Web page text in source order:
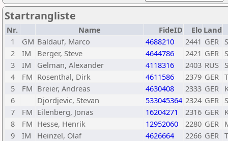
Startrangliste
Nr. Name FideID Elo Land
1
GM Baldauf, Marco 4688210 2441 GER
2
IM Berger, Steve 4644786 2421 GER
3
IM Gelman, Alexander 4118316 2403 RUS
4
FM Rosenthal, Dirk 4611586 2379 GER
5
FM Breier, Andreas 4630408 2333 GER
6
Djordjevic, Stevan 533045364 2324 GER
7
FM Eilenberg, Jonas 16204271 2316 GER
8
FM Hesse, Henrik 12952060 2280 GER
9
IM Heinzel, Olaf 4626664 2266 GER